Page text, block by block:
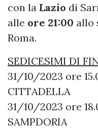
con la Lazio di
alle ore 21:00 allo
Roma.
SEDICESIMI DI
31/10/2023 ore
CITTADELLA
31/10/2023 ore
SAMPDORIA